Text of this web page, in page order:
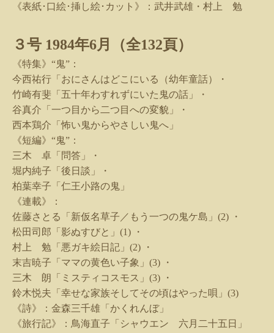
《表紙･口絵･挿し絵･カット》：武井武雄・村上 勉
３号 1984年6月（全132 頁）
《特集》“鬼”：
今西祐行「おにさんはどこにいる（幼年童話）・
竹崎有斐「五十年わすれずにいた鬼の話」・
谷真介「一つ目から二つ目への変貌」・
西本鶏介「怖い鬼からやさしい鬼へ」
《短編》“鬼”：
三木 卓「問答」・
堀内純子「後日談」・
柏葉幸子「仁王小路の鬼」
《連載》：
佐藤さとる「新仮名草子／もう一つの鬼ケ島」 (2)
・
松田司郎「影ぬすびと」 (1)
・
村上 勉「悪ガキ絵日記」 (2)
・
末吉暁子「ママの黄色い子象」 (3)
・
三木 朗「ミスティコスモス」 (3)
・
鈴木悦夫「幸せな家族そしてその頃はやった唄」 (3)
《詩》：金森三千雄「かくれんぼ」
《旅行記》：鳥海直子「シャウエン 六月二十五日」